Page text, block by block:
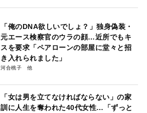
「俺のDNA欲しいでしょ？」独身偽装・
元エース検察官のウラの顔…近所でもキ
スを要求「ペアローンの部屋に堂々と招
き入れられました」
河合桃子
「女は男を立てなければならない」の家
訓に人生を奪われた40代女性…「ずっと